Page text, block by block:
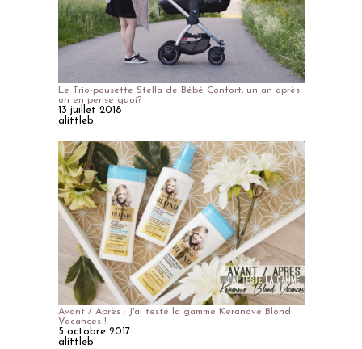
Le Trio-pousette Stella de Bébé Confort, un an après
on en pense quoi?
13 juillet 2018
alittleb
Avant / Après : J'ai testé la gamme Keranove Blond
Vacances !
5 octobre 2017
alittleb